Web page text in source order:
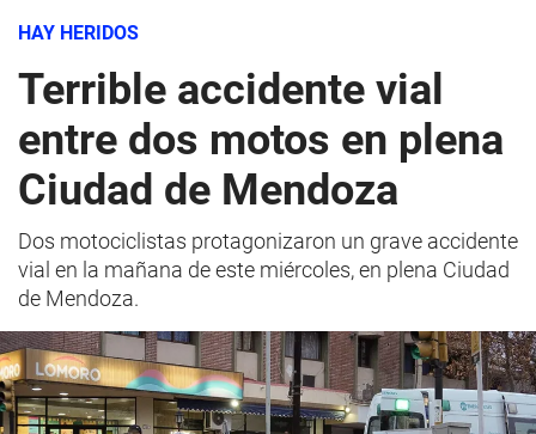
HAY HERIDOS
Terrible accidente vial
entre dos motos en plena
Ciudad de Mendoza
Dos motociclistas protagonizaron un grave accidente
vial en la mañana de este miércoles, en plena Ciudad
de Mendoza.